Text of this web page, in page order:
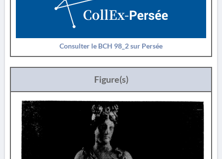
Consulter le BCH 98_2 sur Persée
Figure(s)